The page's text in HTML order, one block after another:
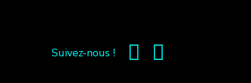
Suivez-nous !